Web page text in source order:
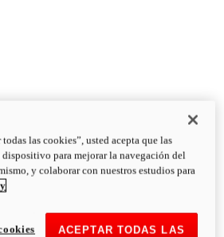
126 NmTorque
223 kg
PESO HÚMEDO SIN
las cookies”, usted acepta que las
dispositivo para mejorar la navegación del
y colaborar con nuestros estudios para
ACEPTAR TODAS LAS